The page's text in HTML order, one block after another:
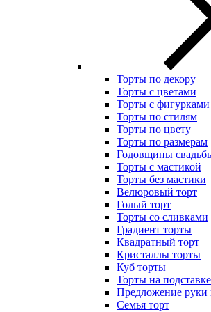
Торты по декору
Торты с цветами
Торты с фигурками
Торты по стилям
Торты по цвету
Торты по размерам
Годовщины
Торты с мастикой
Торты без мастики
Велюровый торт
Голый торт
Торты со сливками
Градиент торты
Квадратный торт
Кристаллы торты
Куб торты
Торты на подставке
Предложение руки
Семья торт